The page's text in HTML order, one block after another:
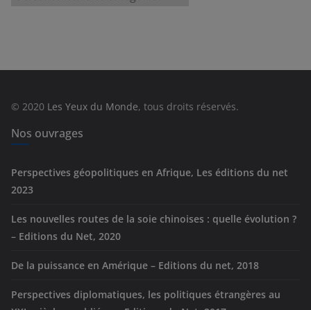
e
© 2020 Les Yeux du Monde, tous droits réservés.
Nos ouvrages
Perspectives géopolitiques en Afrique, Les éditions du net
2023
Les nouvelles routes de la soie chinoises : quelle évolution ?
– Editions du Net, 2020
De la puissance en Amérique – Editions du net, 2018
Perspectives diplomatiques, les politiques étrangères au